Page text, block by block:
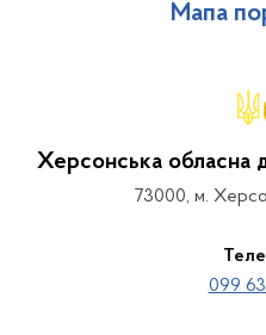
Мапа
Херсонська обласна
73000, м.
099